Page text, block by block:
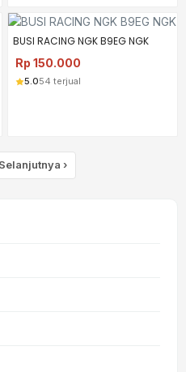
BUSI RACING NGK B9EG NGK
Rp 150.000
5.054 terjual
Selanjutnya ›